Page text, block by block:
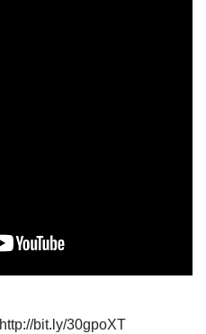
http://bit.ly/30gpoXT